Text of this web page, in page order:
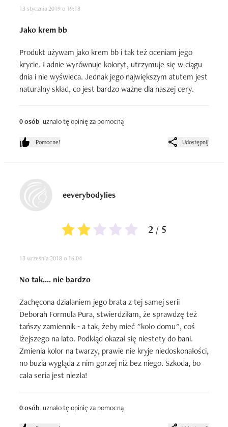
13 stycznia 2019 o 19:18
Jako krem bb
Produkt używam jako krem bb i tak też oceniam jego
krycie. Ładnie wyrównuje koloryt, utrzymuje się w ciągu
dnia i nie wyświeca. Jednak jego największym atutem jest
naturalny skład, co jest bardzo ważne dla naszej cery.
0 osób uznało tę opinię za pomocną
Pomocne! Udostępnij
eeverybodylies
2 / 5
13 września 2018 o 16:04
No tak.... nie bardzo
Zachęcona działaniem jego brata z tej samej serii
Deborah Formula Pura, stwierdziłam, że sprawdzę też
tańszy zamiennik - a tak, żeby mieć "koło domu", coś
lżejszego na lato. Podkłąd okazał się niestety do bani.
Zmienia kolor na twarzy, prawie nie kryje niedoskonałości,
no buzia wygląda z nim gorzej niż bez niego. Szkoda, bo
cała seria jest niezła!
0 osób uznało tę opinię za pomocną